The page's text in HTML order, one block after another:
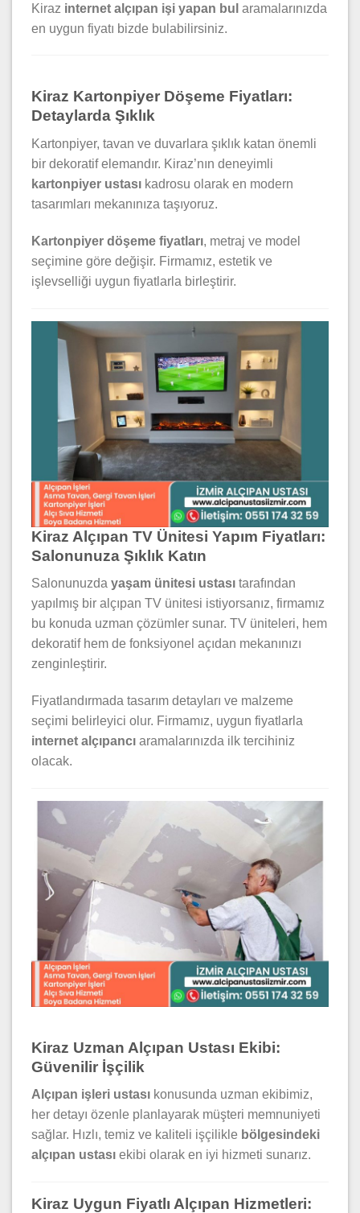
Kiraz internet alçıpan işi yapan bul aramalarınızda
en uygun fiyatı bizde bulabilirsiniz.
Kiraz Kartonpiyer Döşeme Fiyatları:
Detaylarda Şıklık
Kartonpiyer, tavan ve duvarlara şıklık katan önemli
bir dekoratif elemandır. Kiraz’nın deneyimli
kartonpiyer ustası kadrosu olarak en modern
tasarımları mekanınıza taşıyoruz.
Kartonpiyer döşeme fiyatları, metraj ve model
seçimine göre değişir. Firmamız, estetik ve
işlevselliği uygun fiyatlarla birleştirir.
Kiraz Alçıpan TV Ünitesi Yapım Fiyatları:
Salonunuza Şıklık Katın
Salonunuzda yaşam ünitesi ustası tarafından
yapılmış bir alçıpan TV ünitesi istiyorsanız, firmamız
bu konuda uzman çözümler sunar. TV üniteleri, hem
dekoratif hem de fonksiyonel açıdan mekanınızı
zenginleştirir.
Fiyatlandırmada tasarım detayları ve malzeme
seçimi belirleyici olur. Firmamız, uygun fiyatlarla
internet alçıpancı aramalarınızda ilk tercihiniz
olacak.
Kiraz Uzman Alçıpan Ustası Ekibi:
Güvenilir İşçilik
Alçıpan işleri ustası konusunda uzman ekibimiz,
her detayı özenle planlayarak müşteri memnuniyeti
sağlar. Hızlı, temiz ve kaliteli işçilikle bölgesindeki
alçıpan ustası ekibi olarak en iyi hizmeti sunarız.
Kiraz Uygun Fiyatlı Alçıpan Hizmetleri: